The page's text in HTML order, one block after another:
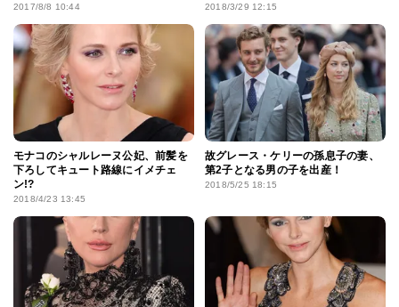
2017/8/8 10:44 2018/3/29 12:15
モナコのシャルレーヌ公妃、前髪を
下ろしてキュート路線にイメチェ
ン!?
2018/4/23 13:45
故グレース・ケリーの孫息子の妻、
第2子となる男の子を出産！
2018/5/25 18:15